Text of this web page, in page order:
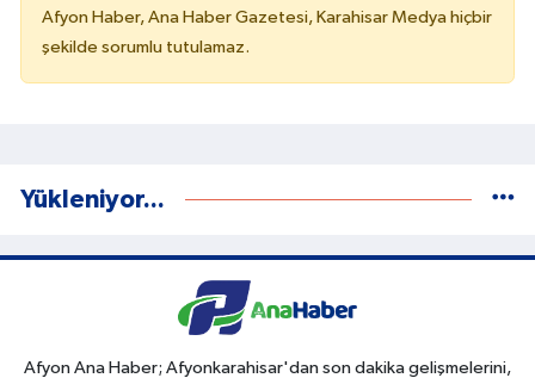
Afyon Haber, Ana Haber Gazetesi, Karahisar Medya hiçbir
şekilde sorumlu tutulamaz.
Yükleniyor...
Afyon Ana Haber; Afyonkarahisar'dan son dakika gelişmelerini,